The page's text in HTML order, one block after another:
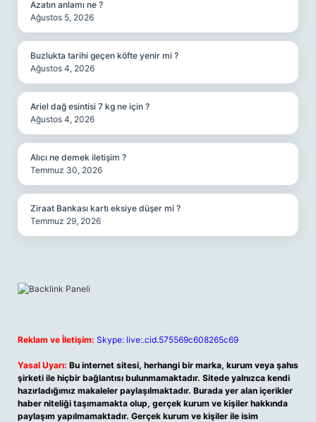
Azatın anlamı ne ?
Ağustos 5, 2026
Buzlukta tarihi geçen köfte yenir mi ?
Ağustos 4, 2026
Ariel dağ esintisi 7 kg ne için ?
Ağustos 4, 2026
Alıcı ne demek iletişim ?
Temmuz 30, 2026
Ziraat Bankası kartı eksiye düşer mi ?
Temmuz 29, 2026
Reklam ve İletişim: Skype: live:.cid.575569c608265c69
Yasal Uyarı: Bu internet sitesi, herhangi bir marka, kurum veya şahıs
şirketi ile hiçbir bağlantısı bulunmamaktadır. Sitede yalnızca kendi
hazırladığımız makaleler paylaşılmaktadır. Burada yer alan içerikler
haber niteliği taşımamakta olup, gerçek kurum ve kişiler hakkında
paylaşım yapılmamaktadır. Gerçek kurum ve kişiler ile isim